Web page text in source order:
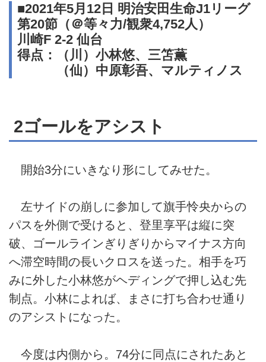
■2021年5月12日 明治安田生命J1リーグ
第20節（＠等々力/観衆4,752人）
川崎F 2-2 仙台
得点：（川）小林悠、三笘薫
（仙）中原彰吾、マルティノス
2ゴールをアシスト
開始3分にいきなり形にしてみせた。
左サイドの崩しに参加して旗手怜央からの
パスを外側で受けると、登里享平は縦に突
破、ゴールラインぎりぎりからマイナス方向
へ滞空時間の長いクロスを送った。相手を巧
みに外した小林悠がヘディングで押し込む先
制点。小林によれば、まさに打ち合わせ通り
のアシストになった。
今度は内側から。74分に同点にされたあと